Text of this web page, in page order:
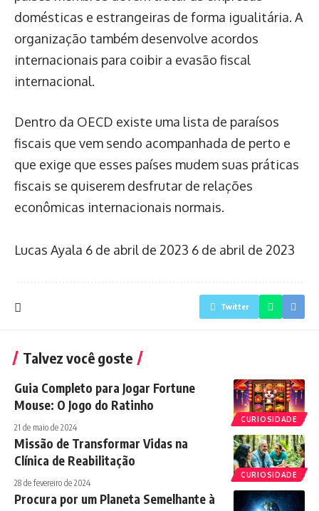
domésticas e estrangeiras de forma igualitária. A
organização também desenvolve acordos
internacionais para coibir a evasão fiscal
internacional.
Dentro da OECD existe uma lista de paraísos
fiscais que vem sendo acompanhada de perto e
que exige que esses países mudem suas práticas
fiscais se quiserem desfrutar de relações
econômicas internacionais normais.
Lucas Ayala 6 de abril de 2023 6 de abril de 2023
Twitter
Talvez você goste
CURIOSIDADE
Guia Completo para Jogar Fortune
Mouse: O Jogo do Ratinho
21 de maio de 2024
CURIOSIDADE
Missão de Transformar Vidas na
Clínica de Reabilitação
28 de fevereiro de 2024
Procura por um Planeta Semelhante à